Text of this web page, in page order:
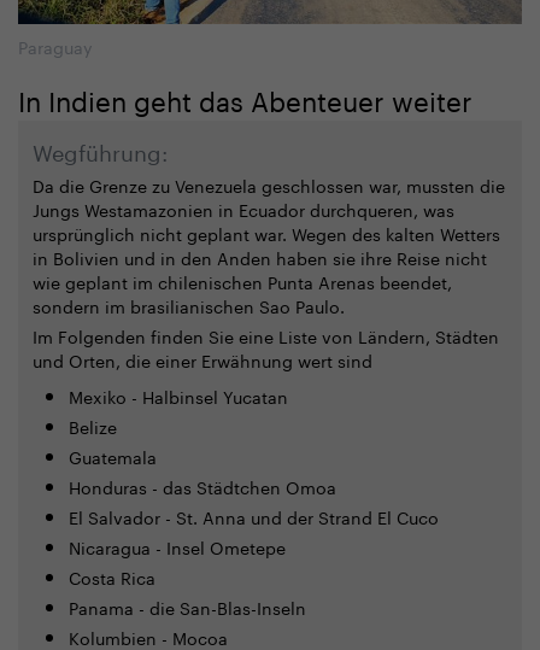
Paraguay
In Indien geht das Abenteuer weiter
Wegführung:
Da die Grenze zu Venezuela geschlossen war, mussten die
Jungs Westamazonien in Ecuador durchqueren, was
ursprünglich nicht geplant war. Wegen des kalten Wetters
in Bolivien und in den Anden haben sie ihre Reise nicht
wie geplant im chilenischen Punta Arenas beendet,
sondern im brasilianischen Sao Paulo.
Im Folgenden finden Sie eine Liste von Ländern, Städten
und Orten, die einer Erwähnung wert sind
Mexiko - Halbinsel Yucatan
Belize
Guatemala
Honduras - das Städtchen Omoa
El Salvador - St. Anna und der Strand El Cuco
Nicaragua - Insel Ometepe
Costa Rica
Panama - die San-Blas-Inseln
Kolumbien - Mocoa